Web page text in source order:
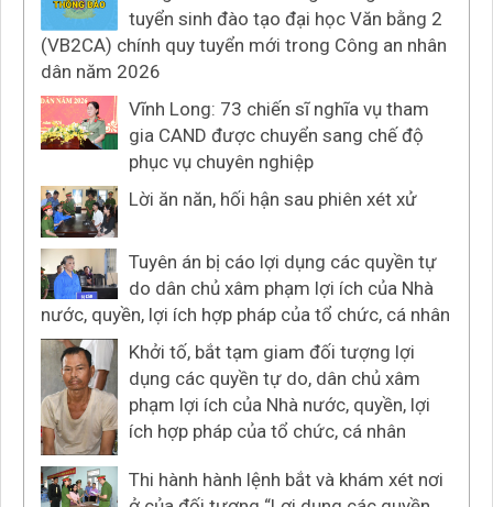
tuyển sinh đào tạo đại học Văn bằng 2
(VB2CA) chính quy tuyển mới trong Công an nhân
dân năm 2026
Vĩnh Long: 73 chiến sĩ nghĩa vụ tham
gia CAND được chuyển sang chế độ
phục vụ chuyên nghiệp
Lời ăn năn, hối hận sau phiên xét xử
Tuyên án bị cáo lợi dụng các quyền tự
do dân chủ xâm phạm lợi ích của Nhà
nước, quyền, lợi ích hợp pháp của tổ chức, cá nhân
Khởi tố, bắt tạm giam đối tượng lợi
dụng các quyền tự do, dân chủ xâm
phạm lợi ích của Nhà nước, quyền, lợi
ích hợp pháp của tổ chức, cá nhân
Thi hành hành lệnh bắt và khám xét nơi